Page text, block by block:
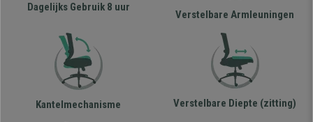
Dagelijks Gebruik 8 uur
Verstelbare Armleuningen
Kantelmechanisme Verstelbare Diepte (zitting)